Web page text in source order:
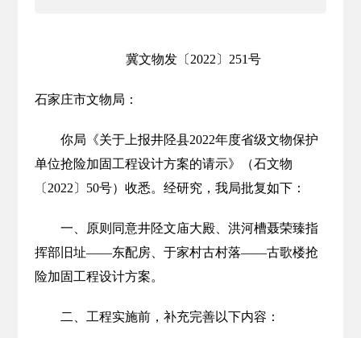
冀文物发〔2022〕251号
石家庄市文物局：
你局《关于上报井陉县2022年度省级文物保护
单位抢险加固工程设计方案的请示》（石文物
〔2022〕50号）收悉。经研究，我局批复如下：
一、原则同意井陉文庙大殿、洪河槽聂荣臻指
挥部旧址——东配房、于家村古村落——古歌楼抢
险加固工程设计方案。
二、工程实施前，补充完善以下内容：